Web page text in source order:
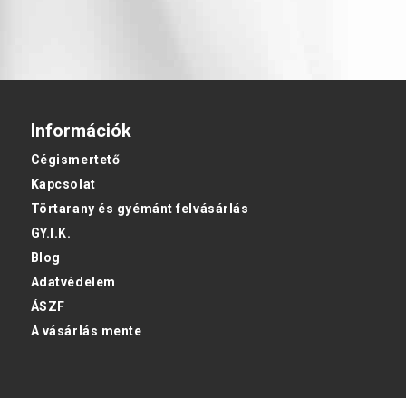
Információk
Cégismertető
Kapcsolat
Törtarany és gyémánt felvásárlás
GY.I.K.
Blog
Adatvédelem
ÁSZF
A vásárlás mente